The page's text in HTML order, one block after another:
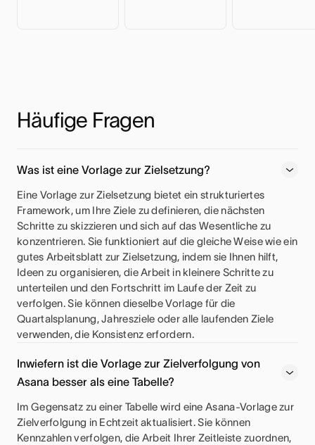
Häufige Fragen
Was ist eine Vorlage zur Zielsetzung?
Eine Vorlage zur Zielsetzung bietet ein strukturiertes
Framework, um Ihre Ziele zu definieren, die nächsten
Schritte zu skizzieren und sich auf das Wesentliche zu
konzentrieren. Sie funktioniert auf die gleiche Weise wie ein
gutes Arbeitsblatt zur Zielsetzung, indem sie Ihnen hilft,
Ideen zu organisieren, die Arbeit in kleinere Schritte zu
unterteilen und den Fortschritt im Laufe der Zeit zu
verfolgen. Sie können dieselbe Vorlage für die
Quartalsplanung, Jahresziele oder alle laufenden Ziele
verwenden, die Konsistenz erfordern.
Inwiefern ist die Vorlage zur Zielverfolgung von
Asana besser als eine Tabelle?
Im Gegensatz zu einer Tabelle wird eine Asana-Vorlage zur
Zielverfolgung in Echtzeit aktualisiert. Sie können
Kennzahlen verfolgen, die Arbeit Ihrer Zeitleiste zuordnen,